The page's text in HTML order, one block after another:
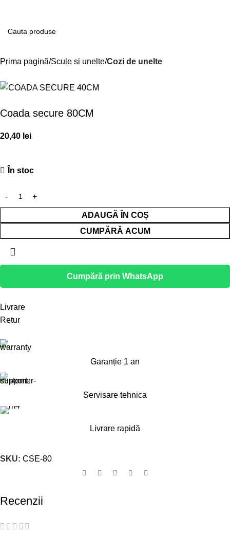
Prima pagină Scule si unelte Cozi de unelte
Coada secure 80CM
20,40 lei
În stoc
ADAUGĂ ÎN COȘ
CUMPĂRĂ ACUM
Cumpără prin WhatsApp
Livrare
Retur
Garanție 1 an
Servisare tehnica
Livrare rapidă
SKU: CSE-80
Recenzii